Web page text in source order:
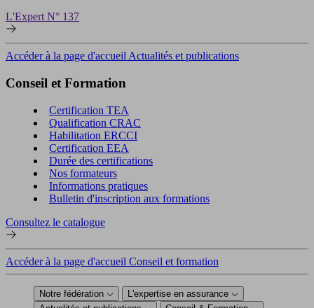
L'Expert N° 137
Accéder à la page d'accueil Actualités et publications
Conseil et Formation
Certification TEA
Qualification CRAC
Habilitation ERCCI
Certification EEA
Durée des certifications
Nos formateurs
Informations pratiques
Bulletin d'inscription aux formations
Consultez le catalogue
Accéder à la page d'accueil Conseil et formation
Notre fédération
L'expertise en assurance